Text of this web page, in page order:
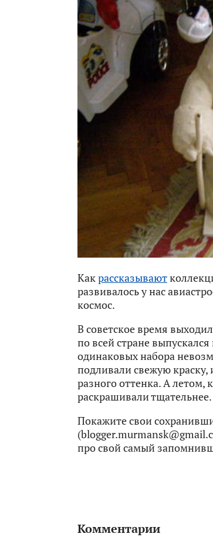
Какрассказывают
развивалось у нас
космос.
В советское время
по всей стране
одинаковых набора
подливали свежую
разного оттенка. А летом,
раскрашивали тщательнее.
Покажите свои
про свой самый
Комментарии